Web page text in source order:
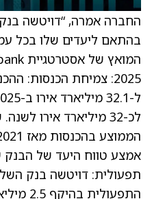
החברה אמרה, “דויטשה
בהתאם ליעדים שלו בכל
לכ-32 מיליארד אירו
תפעולית: דויטשה בנק